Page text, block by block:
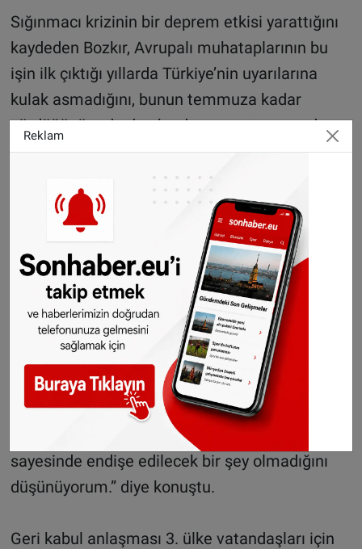
Sığınmacı krizinin bir deprem etkisi yarattığını
kaydeden Bozkır, Avrupalı muhataplarının bu
işin ilk çıktığı yıllarda Türkiye’nin uyarılarına
kulak asmadığını, bunun temmuza kadar
sürdüğünü ardından bu durumun temmuzdan
sonra değiştiğini ifade etti.
Vize serbestisi
Türk insanının yürekli insanlar olduğunu nisan
sonuna kadar 72 kriteri gerçekleştirebileceği
iradesini ortaya koyduğunu anlatan Bozkır,
“Mayıs ayı başında bu konu AB Komisyonu’nun
oradan konseyin, konseyden de parlamentonun
gündemine gelecek. Bana göre, Türk vatandaşı
vizesiz seyahati hak ediyor. Öğrenciler,
işadamları, sanatçılar gelecek ve yeni biometrik
pasaportlarla Europol ile yapılacak işbirliği
sayesinde endişe edilecek bir şey olmadığını
düşünüyorum.” diye konuştu.
Geri kabul anlaşması 3. ülke vatandaşları için
Reklam